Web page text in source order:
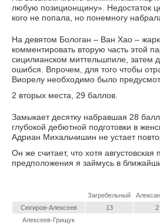
любую позиционщину». Недостаток
кого не попала, но понемногу
На девятом Бологан – Ван Хао –
комментировать вторую часть этой
сицилианском миттельшпиле, затем
ошибся. Впрочем, для того чтобы
Виорелу необходимо было
2 вторых места, 29 баллов.
Замыкает десятку набравшая 28
глубокой дебютной подготовки в
Адриан Михальчишин не устает
Он же считает, что хотя
предположения я займусь в
Загребельный
Сюгиров-Алексеев
13
2
Алексеев-Грищук